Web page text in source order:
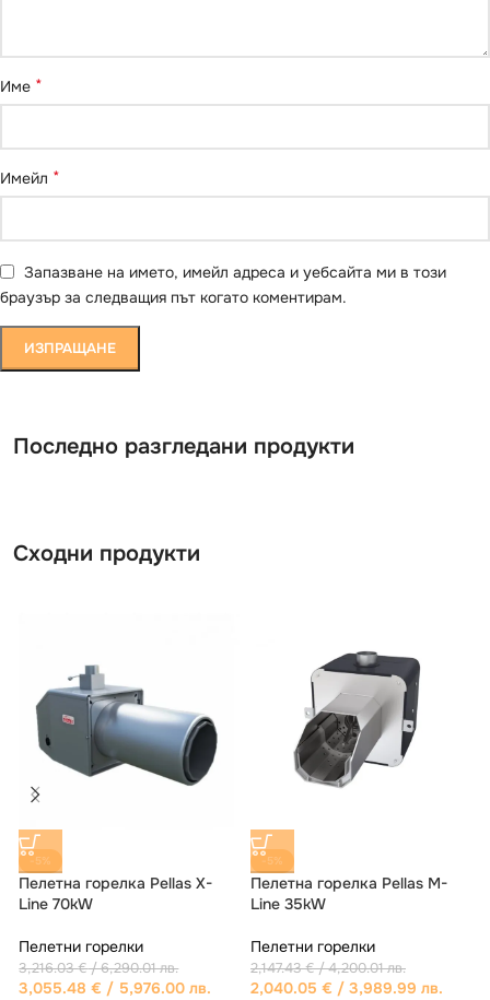
Име *
Имейл *
Запазване на името, имейл адреса и уебсайта ми в този
браузър за следващия път когато коментирам.
Последно разгледани продукти
Сходни продукти
-5%
Пелетна горелка Pellas X-
Line 120kW
Пелетни горелки
5,215.18€/ 10,200.01 лв.
4,954.42 € / 9,690.00 лв.
ИЗЧЕРПАНО
Пелетна горелка Pellas X-
Line 100kW
Пелетни горелки
4,115.90€/ 8,050.00 лв.